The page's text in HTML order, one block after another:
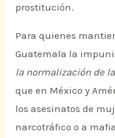
prostitución.
Para quienes
Guatemala la
la normalización de
que en México y
los asesinatos de
narcotráfico o a